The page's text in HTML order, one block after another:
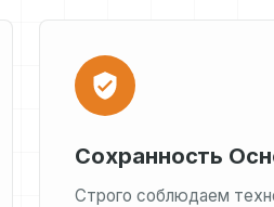
Сохранность
Строго соблюдаем